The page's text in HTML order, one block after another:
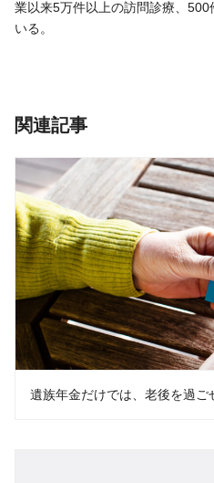
業以来5万件以上の訪問診療、
いる。
関連記事
遺族年金だけでは、老後を過ご